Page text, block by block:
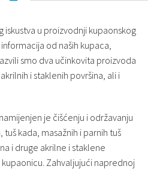
iskustva u proizvodnji kupaonskog
od naših kupaca,
smo dva učinkovita proizvoda
i staklenih površina, ali i
je čišćenju i održavanju
tuš kada, masažnih i parnih tuš
i druge akrilne i staklene
Zahvaljujući naprednoj